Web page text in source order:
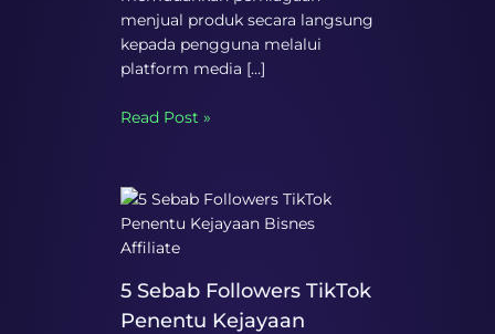
menjual produk secara langsung
kepada pengguna melalui
platform media […]
Read Post »
5 Sebab Followers TikTok
Penentu Kejayaan